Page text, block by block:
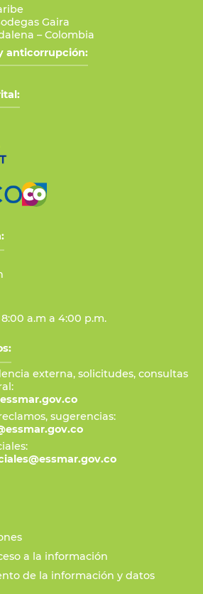
Gaira
– Colombia
anticorrupción:
a.m a 4:00 p.m.
externa, solicitudes, consultas
sugerencias:
a la información
de la información y datos